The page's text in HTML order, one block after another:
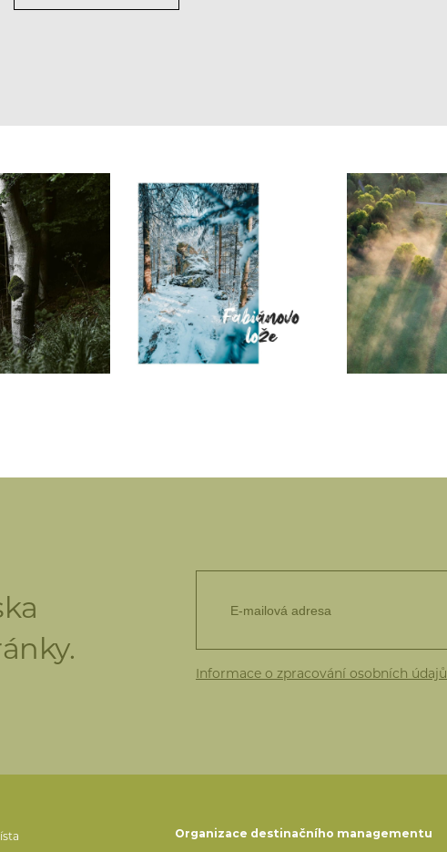
Informace o zpracování osobních údajů
Organizace destinačního managementu